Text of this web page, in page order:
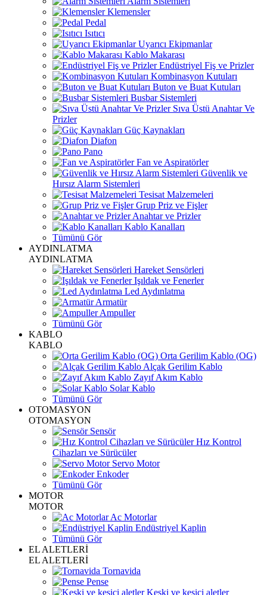
Klemensler
Pedal
Isıtıcı
Uyarıcı Ekipmanlar
Kablo Makarası
Endüstriyel Fiş ve Prizler
Kombinasyon Kutuları
Buton ve Buat Kutuları
Busbar Sistemleri
Sıva Üstü Anahtar Ve
Prizler
Güç Kaynakları
Diafon
Pano
Fan ve Aspiratörler
Güvenlik ve
Hırsız Alarm Sistemleri
Tesisat Malzemeleri
Grup Priz ve Fişler
Anahtar ve Prizler
Kablo Kanalları
Tümünü Gör
AYDINLATMA
AYDINLATMA
Hareket Sensörleri
Işıldak ve Fenerler
Led Aydınlatma
Armatür
Ampuller
Tümünü Gör
KABLO
KABLO
Orta Gerilim Kablo (OG)
Alçak Gerilim Kablo
Zayıf Akım Kablo
Solar Kablo
Tümünü Gör
OTOMASYON
OTOMASYON
Sensör
Hız Kontrol
Cihazları ve Sürücüler
Servo Motor
Enkoder
Tümünü Gör
MOTOR
MOTOR
Ac Motorlar
Endüstriyel Kaplin
Tümünü Gör
EL ALETLERİ
EL ALETLERİ
Tornavida
Pense
Keski ve kesici aletler